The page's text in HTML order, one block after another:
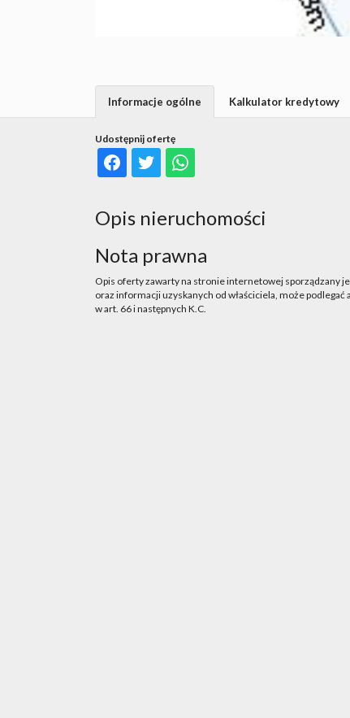
Udostępnij ofertę
Informacje ogólne Kalkulator kredytowy
Opis nieruchomości
Nota prawna
Opis oferty zawarty na stronie internetowej sporządzany
oraz informacji uzyskanych od właściciela, może
w art. 66 i następnych K.C.